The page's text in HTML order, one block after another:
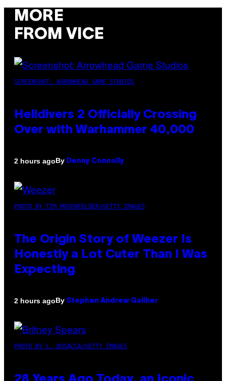
MORE
FROM VICE
SCREENSHOT: ARROWHEAD GAME STUDIOS
Helldivers 2 Officially Crossing
Over with Warhammer 40,000
2 hours agoBy Denny Connolly
PHOTO BY TIM MOSENFELDER/GETTY IMAGES
The Origin Story of Weezer Is
Honestly a Lot Cuter Than I Was
Expecting
2 hours agoBy Stephen Andrew Galiher
PHOTO BY L. BUSACCA/GETTY IMAGES